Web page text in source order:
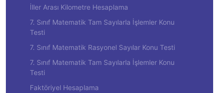
İller Arası Kilometre Hesaplama
7. Sınıf Matematik Tam Sayılarla İşlemler Konu
Testi
7. Sınıf Matematik Rasyonel Sayılar Konu Testi
7. Sınıf Matematik Tam Sayılarla İşlemler Konu
Testi
Faktöriyel Hesaplama